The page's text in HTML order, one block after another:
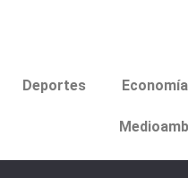
Deportes Economía